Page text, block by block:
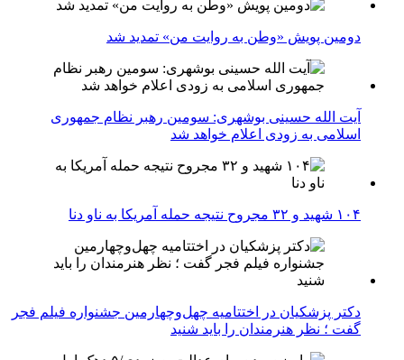
دومین پویش «وطن به روایت من» تمدید شد
آیت الله حسینی بوشهری: سومین رهبر نظام جمهوری
اسلامی به زودی اعلام خواهد شد
۱۰۴ شهید و ۳۲ مجروح نتیجه حمله آمریکا به ناو دنا
دکتر پزشکیان در اختتامیه چهل‌وچهارمین جشنواره فیلم فجر
گفت ؛ نظر هنرمندان را باید شنید